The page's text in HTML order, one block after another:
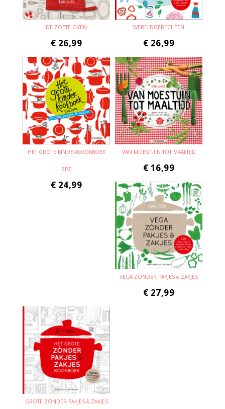
DE ZOETE OVEN
€ 26,99
WERELDGERECHTEN
€ 26,99
HET GROTE KINDERKOOKBOEK
ZPZ
€ 24,99
VAN MOESTUIN TOT MAALTIJD
€ 16,99
VEGA ZÓNDER PAKJES & ZAKJES
€ 27,99
GROTE ZÓNDER PAKJES & ZAKJES